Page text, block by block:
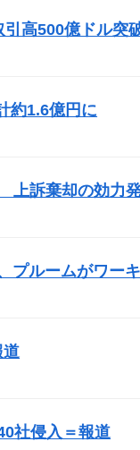
高500億ドル突
約1.6億円に
上訴棄却の効力
プルームがワー
道
社侵入＝報道